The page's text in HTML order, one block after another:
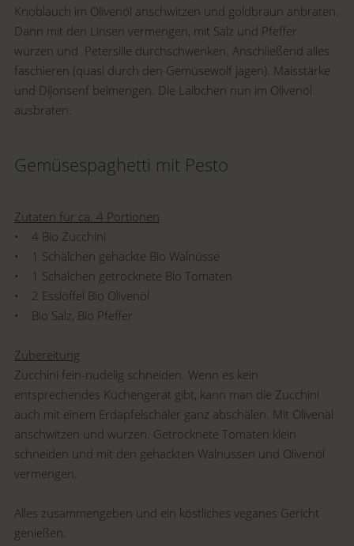
Knoblauch im Olivenöl anschwitzen und goldbraun anbraten.
Dann mit den Linsen vermengen, mit Salz und Pfeffer
würzen und Petersilie durchschwenken. Anschließend alles
faschieren (quasi durch den Gemüsewolf jagen). Maisstärke
und Dijonsenf beimengen. Die Laibchen nun im Olivenöl
ausbraten.
Gemüsespaghetti mit Pesto
Zutaten für ca. 4 Portionen
• 4 Bio Zucchini
• 1 Schälchen gehackte Bio Walnüsse
• 1 Schälchen getrocknete Bio Tomaten
• 2 Esslöffel Bio Olivenöl
• Bio Salz, Bio Pfeffer
Zubereitung
Zucchini fein-nudelig schneiden. Wenn es kein
entsprechendes Küchengerät gibt, kann man die Zucchini
auch mit einem Erdäpfelschäler ganz abschälen. Mit Olivenäl
anschwitzen und würzen. Getrocknete Tomaten klein
schneiden und mit den gehackten Walnüssen und Olivenöl
vermengen.
Alles zusammengeben und ein köstliches veganes Gericht
genießen.